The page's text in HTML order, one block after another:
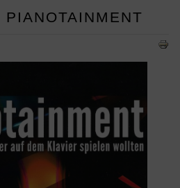
PIANOTAINMENT